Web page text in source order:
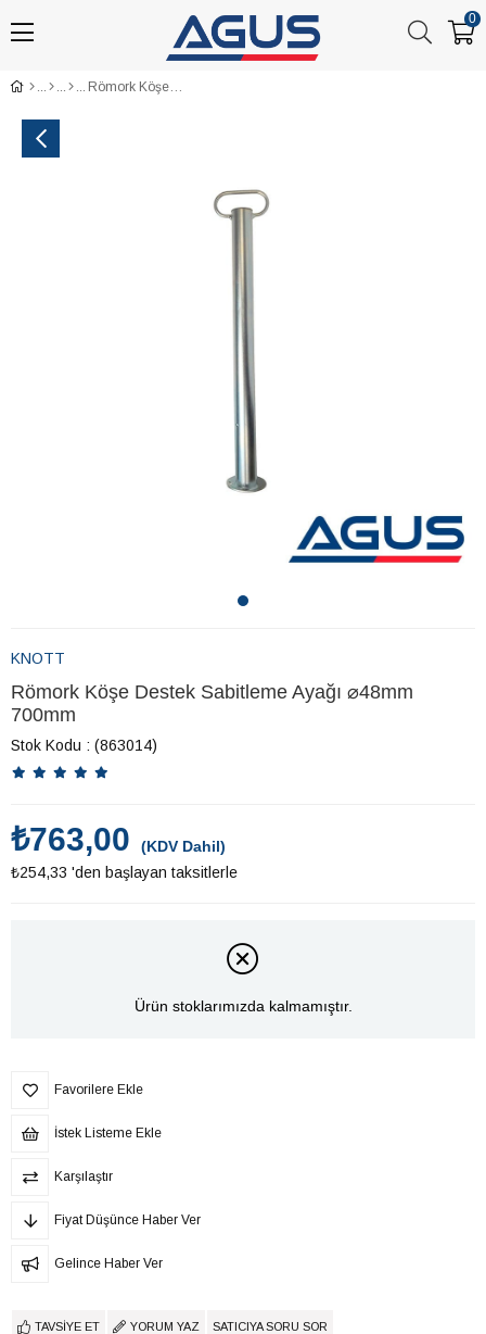
0
Römork Köşe Destek Sabitleme Ayağı ⌀48mm 700mm
KNOTT
Römork Köşe Destek Sabitleme Ayağı ⌀48mm
700mm
Stok Kodu (863014)
₺763,00
(KDV Dahil)
₺254,33 'den başlayan taksitlerle
Ürün stoklarımızda kalmamıştır.
Favorilere Ekle
İstek Listeme Ekle
Karşılaştır
Fiyat Düşünce Haber Ver
Gelince Haber Ver
TAVSIYE ET YORUM YAZ SATICIYA SORU SOR